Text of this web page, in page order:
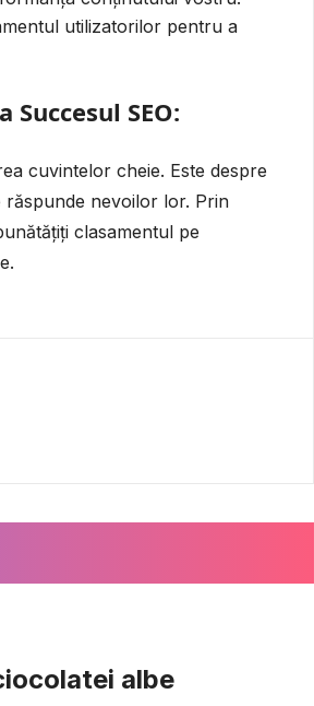
utilizatorilor pentru a
SEO:
cuvintelor cheie. Este despre
nevoilor lor. Prin
clasamentul pe
albe